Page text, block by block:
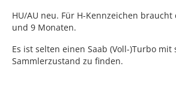
HU/AU neu. Für H-Kennzeichen
und 9 Monaten.
Es ist selten einen Saab (Voll-)Turbo mit
Sammlerzustand zu finden.